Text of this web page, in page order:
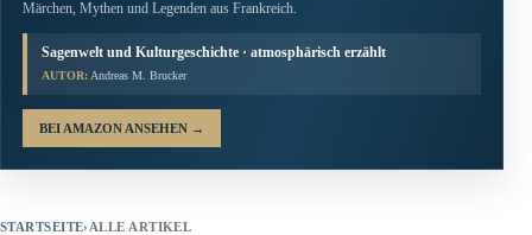
Märchen, Mythen und Legenden aus Frankreich.
Sagenwelt und Kulturgeschichte · atmosphärisch erzählt
AUTOR: Andreas M. Brucker
BEI AMAZON ANSEHEN →
STARTSEITE› ALLE ARTIKEL